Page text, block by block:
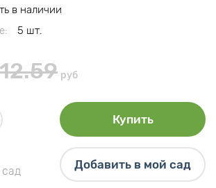
в наличии
5 шт.
12.59 руб
Купить
Добавить в мой сад